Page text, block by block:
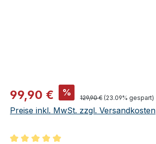
Verkaufspreis:
99,90 € % Regulärer Preis:
129,90 € (23.09% gespart)
Preise inkl. MwSt. zzgl. Versandkosten